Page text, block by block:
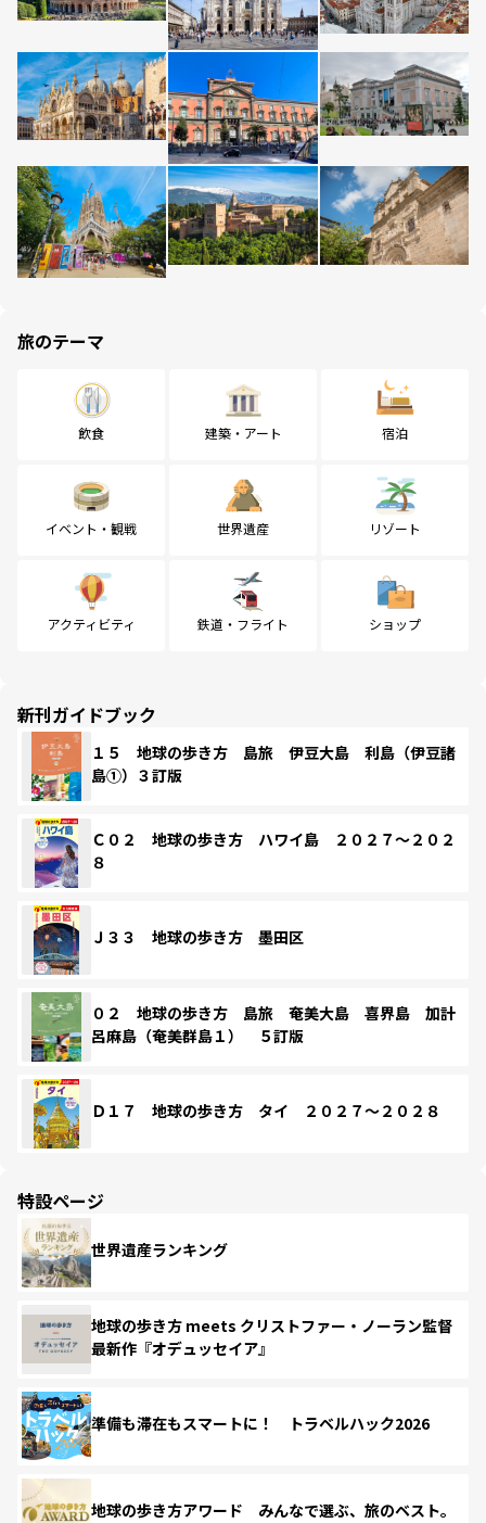
旅のテーマ
飲食 建築・アート 宿泊
イベント・観戦 世界遺産 リゾート
アクティビティ 鉄道・フライト ショップ
新刊ガイドブック
１５ 地球の歩き方 島旅 伊豆大島 利島（伊豆諸
島①）３訂版
Ｃ０２ 地球の歩き方 ハワイ島 ２０２７～２０２
８
Ｊ３３ 地球の歩き方 墨田区
０２ 地球の歩き方 島旅 奄美大島 喜界島 加計
呂麻島（奄美群島１） ５訂版
Ｄ１７ 地球の歩き方 タイ ２０２７～２０２８
特設ページ
世界遺産ランキング
地球の歩き方 meets クリストファー・ノーラン監督
最新作『オデュッセイア』
準備も滞在もスマートに！ トラベルハック2026
地球の歩き方アワード みんなで選ぶ、旅のベスト。